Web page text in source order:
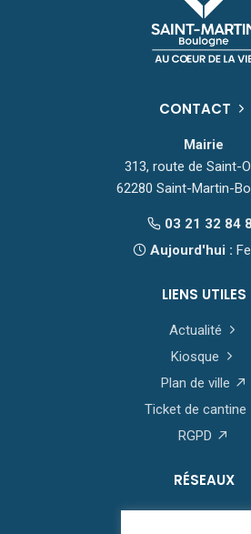
CONTACT
Mairie
313, route de Saint-
62280 Saint-Martin-
03 21 32 84
Aujourd'hui :
LIENS UTILES
Actualité
Kiosque
Plan de ville
Ticket de cantine
RGPD
RÉSEAUX